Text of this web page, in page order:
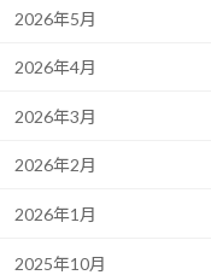
2026年5月
2026年4月
2026年3月
2026年2月
2026年1月
2025年10月